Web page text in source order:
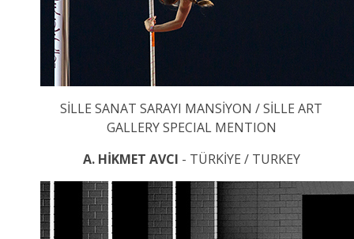
SİLLE SANAT SARAYI MANSİYON / SİLLE ART
GALLERY SPECIAL MENTION
A. HİKMET AVCI - TÜRKİYE / TURKEY